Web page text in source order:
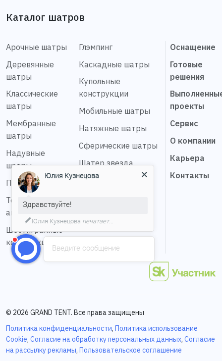
Каталог шатров
Арочные шатры
Деревянные
шатры
Классические
шатры
Мембранные
шатры
Надувные
шатры
Пагода шатры
Тентовые
ангары
Шестигранные
конструкции
Глэмпинг
Каскадные шатры
Купольные
конструкции
Мобильные шатры
Натяжные шатры
Сферические шатры
Шатер звезда
Оснащение
Готовые
решения
проекты
Сервис
О компании
Карьера
Контакты
© 2026 GRAND TENT. Все права защищены
Политика конфиденциальности, Политика использование
Cookie, Согласие на обработку персональных данных, Согласие
на рассылку рекламы, Пользовательское соглашение
Введите сообщение
Юлия Кузнецова
Здравствуйте!
Юлия Кузнецова печатает...